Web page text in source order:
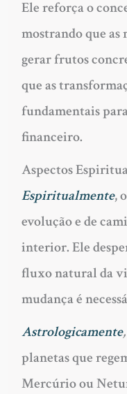
Ele reforça o
mostrando que as
gerar frutos
que as
fundamentais
financeiro.
Aspectos
Espiritualmente,
evolução e de
interior. Ele
fluxo natural da
mudança é
Astrologicamente,
planetas que
Mercúrio ou